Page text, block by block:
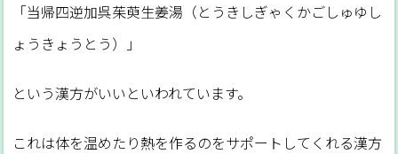
「当帰四逆加呉茱萸生姜湯（とうきしぎゃくかごしゅゆし
ょうきょうとう）」
という漢方がいいといわれています。
これは体を温めたり熱を作るのをサポートしてくれる漢方